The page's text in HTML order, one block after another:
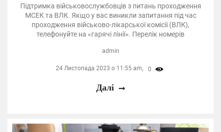
Підтримка військовослужбовців з питань проходження
МСЕК та ВЛК. Якщо у вас виникли запитання під час
проходження військово-лікарської комісії (ВЛК),
телефонуйте на «гарячі лінії». Перелік номерів
admin
24 Листопада 2023 о 11:55 am, 0
Далі